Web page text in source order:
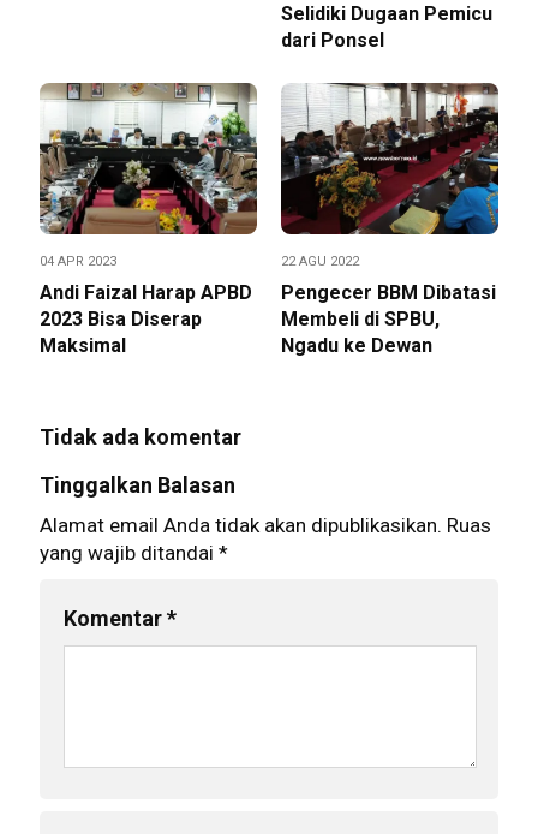
Selidiki Dugaan Pemicu
dari Ponsel
04 APR 2023
Andi Faizal Harap APBD
2023 Bisa Diserap
Maksimal
22 AGU 2022
Pengecer BBM Dibatasi
Membeli di SPBU,
Ngadu ke Dewan
Tidak ada komentar
Tinggalkan Balasan
Alamat email Anda tidak akan dipublikasikan. Ruas
yang wajib ditandai *
Komentar*